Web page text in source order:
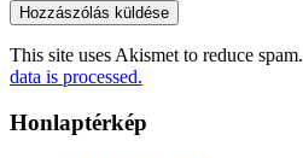
This site uses Akismet to reduce spam.
data is processed.
Honlaptérkép